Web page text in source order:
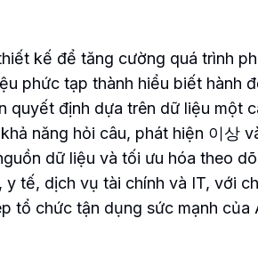
kế để tăng cường quá trình
phức tạp thành hiểu biết hành
định dựa trên dữ liệu một
năng hỏi câu, phát hiện 이상
dữ liệu và tối ưu hóa theo
tế, dịch vụ tài chính và IT, với
tổ chức tận dụng sức mạnh